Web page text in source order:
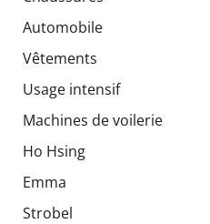
Automobile
Vêtements
Usage intensif
Machines de voilerie
Ho Hsing
Emma
Strobel